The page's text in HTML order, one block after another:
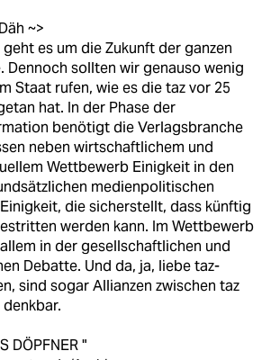
~>
geht es um die Zukunft der ganzen
Dennoch sollten wir genauso wenig
Staat rufen, wie es die taz vor 25
hat. In der Phase der
benötigt die Verlagsbranche
neben wirtschaftlichem und
Wettbewerb Einigkeit in den
medienpolitischen
die sicherstellt, dass künftig
werden kann. Im Wettbewerb
in der gesellschaftlichen und
Debatte. Und da, ja, liebe taz-
sind sogar Allianzen zwischen taz
DÖPFNER "